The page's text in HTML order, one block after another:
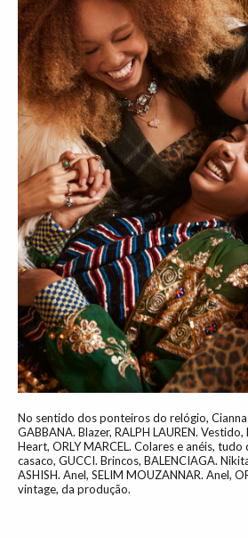
No sentido dos ponteiros do relógio,
GABBANA. Blazer, RALPH LAUREN.
Heart, ORLY MARCEL. Colares e anéis,
casaco, GUCCI. Brincos, BALENCIAGA.
ASHISH. Anel, SELIM MOUZANNAR. Anel,
vintage, da produção.